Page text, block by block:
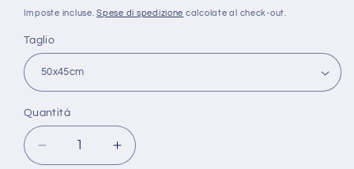
di
Imposte incluse.Spese di spedizione calcolate al check-out.
Taglio
Quantità
Quantità
Diminuisci
Aumenta